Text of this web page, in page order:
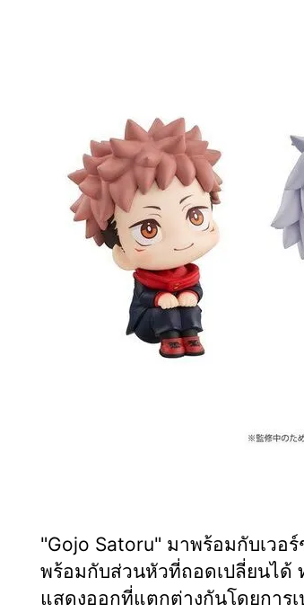
"Gojo Satoru" มาพร้อมกับเวอ
พร้อมกับส่วนหัวที่ถอดเปลี่ยนได้
แสดงออกที่แตกต่างกันโดยการ